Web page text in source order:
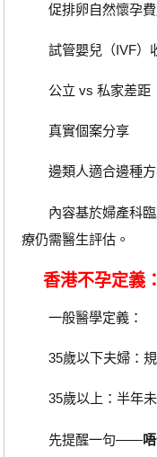
促排卵自然懷孕費
試管嬰兒（IVF）
公立 vs 私家差距
真實個案分享
邊類人適合邊種方
內容基於婦產科臨
療仍需醫生評估。
香港不孕定義
一般醫學定義：
35歲以下夫婦：規
35歲以上：半年未
先提醒一句——